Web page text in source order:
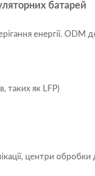
батарей
енергії. ODM
таких як LFP)
центри обробки